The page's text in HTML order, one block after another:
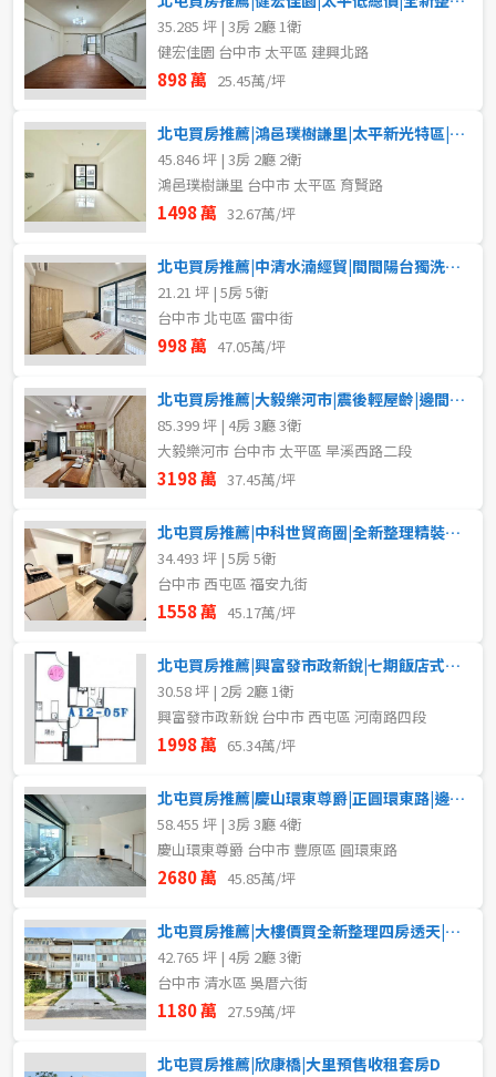
35.285 坪 | 3房 2廳 1衛
健宏佳園 台中市 太平區 建興北路
898 萬 25.45萬/坪
北屯買房推薦|鴻邑璞樹謙里|太平新光特區|邊間採光三房平車
45.846 坪 | 3房 2廳 2衛
鴻邑璞樹謙里 台中市 太平區 育賢路
1498 萬 32.67萬/坪
北屯買房推薦|中清水湳經貿|間間陽台獨洗曬|全新整理收租五套
21.21 坪 | 5房 5衛
台中市 北屯區 雷中街
998 萬 47.05萬/坪
北屯買房推薦|大毅樂河市|震後輕屋齡|邊間雙車透天
85.399 坪 | 4房 3廳 3衛
大毅樂河市 台中市 太平區 旱溪西路二段
3198 萬 37.45萬/坪
北屯買房推薦|中科世貿商圈|全新整理精裝電梯五套房
34.493 坪 | 5房 5衛
台中市 西屯區 福安九街
1558 萬 45.17萬/坪
北屯買房推薦|興富發市政新銳|七期飯店式小豪宅
30.58 坪 | 2房 2廳 1衛
興富發市政新銳 台中市 西屯區 河南路四段
1998 萬 65.34萬/坪
北屯買房推薦|慶山環東尊爵|正圓環東路|邊間輕屋齡大面寬住店
58.455 坪 | 3房 3廳 4衛
慶山環東尊爵 台中市 豐原區 圓環東路
2680 萬 45.85萬/坪
北屯買房推薦|大樓價買全新整理四房透天|一樓可隔孝親房
42.765 坪 | 4房 2廳 3衛
台中市 清水區 吳厝六街
1180 萬 27.59萬/坪
北屯買房推薦|欣康橋|大里預售收租套房D